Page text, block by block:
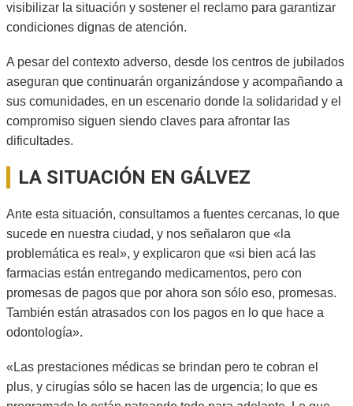
visibilizar la situación y sostener el reclamo para garantizar
condiciones dignas de atención.
A pesar del contexto adverso, desde los centros de jubilados
aseguran que continuarán organizándose y acompañando a
sus comunidades, en un escenario donde la solidaridad y el
compromiso siguen siendo claves para afrontar las
dificultades.
LA SITUACIÓN EN GÁLVEZ
Ante esta situación, consultamos a fuentes cercanas, lo que
sucede en nuestra ciudad, y nos señalaron que «la
problemática es real», y explicaron que «si bien acá las
farmacias están entregando medicamentos, pero con
promesas de pagos que por ahora son sólo eso, promesas.
También están atrasados con los pagos en lo que hace a
odontología».
«Las prestaciones médicas se brindan pero te cobran el
plus, y cirugías sólo se hacen las de urgencia; lo que es